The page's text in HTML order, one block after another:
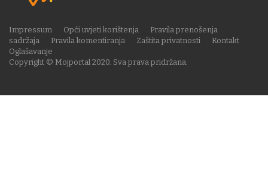
Copyright © Mojportal 2020. Sva prava pridržana.
Impressum Opći uvjeti korištenja
Pravila prenošenja
sadržaja
Pravila komentiranja Zaštita privatnosti
Kontakt
Oglašavanje